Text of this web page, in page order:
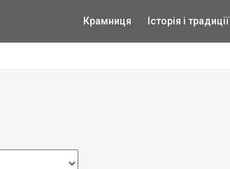
Крамниця Історія і традиції